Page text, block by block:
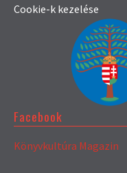
Cookie-k kezelése
Facebook
Könyvkultúra Magazin